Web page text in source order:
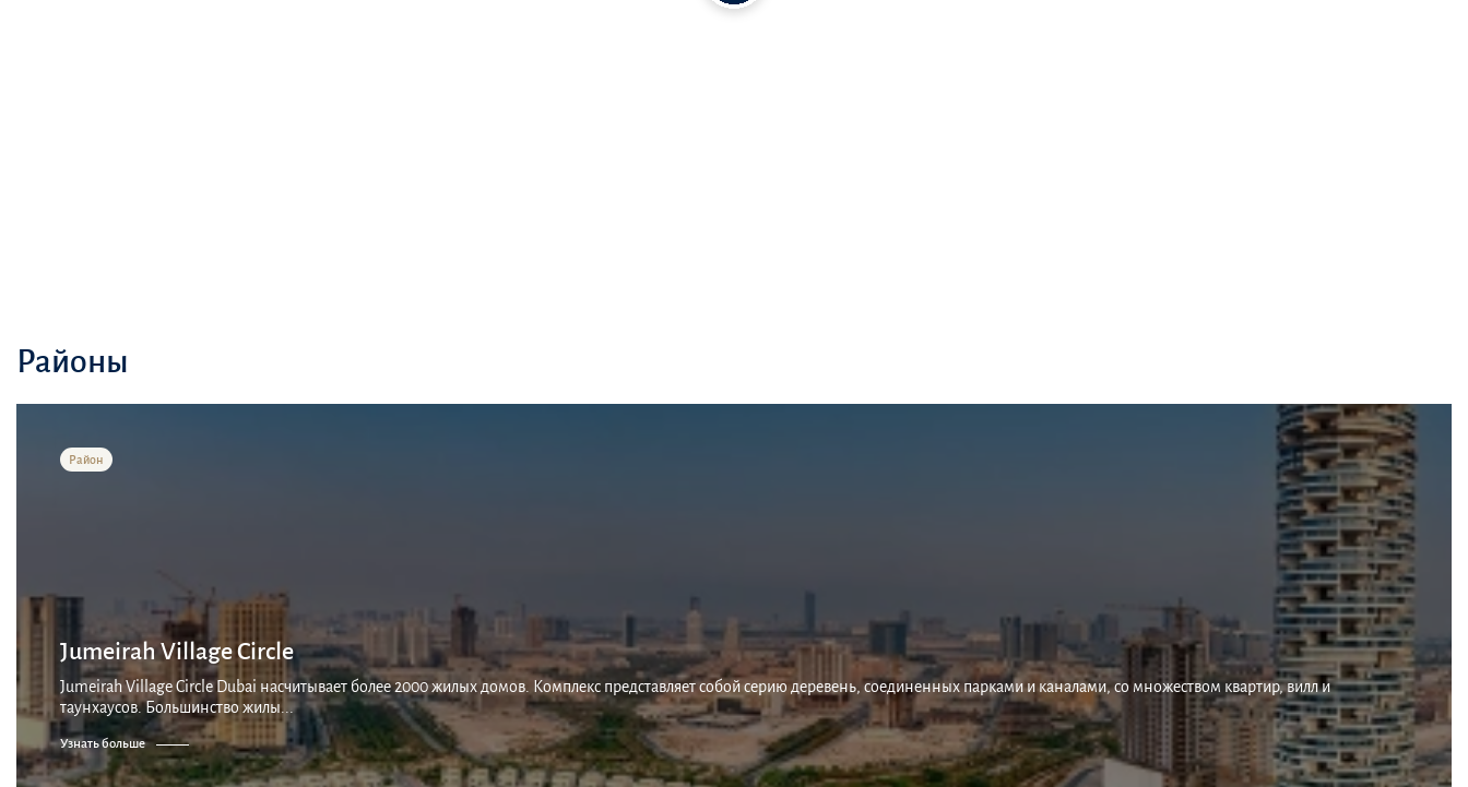
Районы
Район
Jumeirah Village Circle
Jumeirah Village Circle Dubai насчитывает более 2000 жилых домов. Комплекс представляет собой серию деревень, соединенных парками и каналами, со множеством квартир, вилл и
таунхаусов. Большинство жилы...
Узнать больше